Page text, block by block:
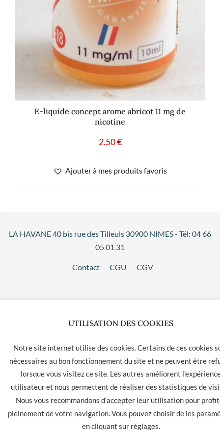
E-liquide concept arome abricot 11 mg de
nicotine
2.50€
Ajouter à mes produits favoris
LA HAVANE 40 bis rue des Tilleuls 30900 NIMES - Tél: 04 66
05 01 31
Contact CGU CGV
UTILISATION DES COOKIES
Notre site internet utilise des cookies. Certains de ces cookies
nécessaires au bon fonctionnement du site et ne peuvent être
lorsque vous visitez ce site. Les autres améliorent
utilisateur et nous permettent de réaliser des statistiques de
Nous vous recommandons d'accepter leur utilisation pour
pleinement de votre navigation. Vous pouvez choisir de les
en cliquant sur réglages.